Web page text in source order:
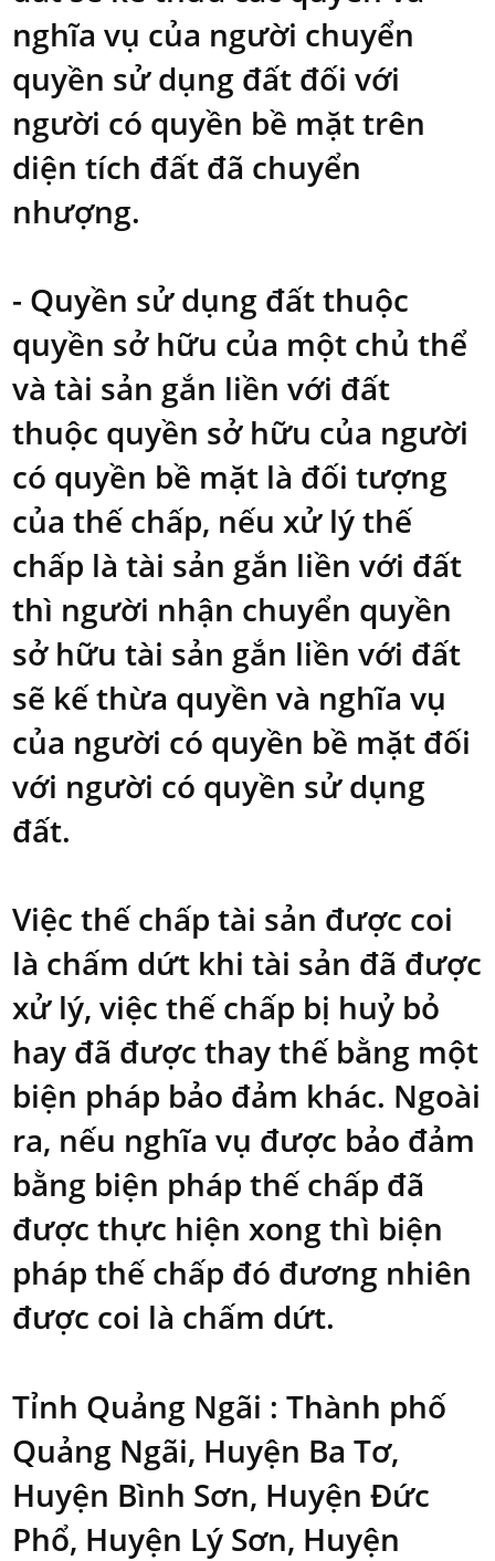
nghĩa vụ của người chuyển
quyền sử dụng đất đối với
người có quyền bề mặt trên
diện tích đất đã chuyển
nhượng.
- Quyền sử dụng đất thuộc
quyền sở hữu của một chủ thể
và tài sản gắn liền với đất
thuộc quyền sở hữu của người
có quyền bề mặt là đối tượng
của thế chấp, nếu xử lý thế
chấp là tài sản gắn liền với đất
thì người nhận chuyển quyền
sở hữu tài sản gắn liền với đất
sẽ kế thừa quyền và nghĩa vụ
của người có quyền bề mặt đối
với người có quyền sử dụng
đất.
Việc thế chấp tài sản được coi
là chấm dứt khi tài sản đã được
xử lý, việc thế chấp bị huỷ bỏ
hay đã được thay thế bằng một
biện pháp bảo đảm khác. Ngoài
ra, nếu nghĩa vụ được bảo đảm
bằng biện pháp thế chấp đã
được thực hiện xong thì biện
pháp thế chấp đó đương nhiên
được coi là chấm dứt.
Tỉnh Quảng Ngãi : Thành phố
Quảng Ngãi, Huyện Ba Tơ,
Huyện Bình Sơn, Huyện Đức
Phổ, Huyện Lý Sơn, Huyện